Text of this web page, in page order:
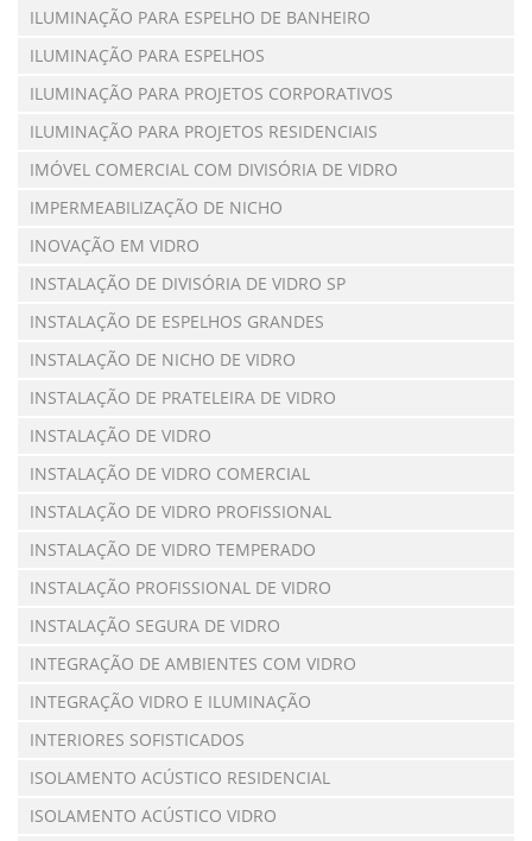
ILUMINAÇÃO PARA ESPELHO DE BANHEIRO
ILUMINAÇÃO PARA ESPELHOS
ILUMINAÇÃO PARA PROJETOS CORPORATIVOS
ILUMINAÇÃO PARA PROJETOS RESIDENCIAIS
IMÓVEL COMERCIAL COM DIVISÓRIA DE VIDRO
IMPERMEABILIZAÇÃO DE NICHO
INOVAÇÃO EM VIDRO
INSTALAÇÃO DE DIVISÓRIA DE VIDRO SP
INSTALAÇÃO DE ESPELHOS GRANDES
INSTALAÇÃO DE NICHO DE VIDRO
INSTALAÇÃO DE PRATELEIRA DE VIDRO
INSTALAÇÃO DE VIDRO
INSTALAÇÃO DE VIDRO COMERCIAL
INSTALAÇÃO DE VIDRO PROFISSIONAL
INSTALAÇÃO DE VIDRO TEMPERADO
INSTALAÇÃO PROFISSIONAL DE VIDRO
INSTALAÇÃO SEGURA DE VIDRO
INTEGRAÇÃO DE AMBIENTES COM VIDRO
INTEGRAÇÃO VIDRO E ILUMINAÇÃO
INTERIORES SOFISTICADOS
ISOLAMENTO ACÚSTICO RESIDENCIAL
ISOLAMENTO ACÚSTICO VIDRO